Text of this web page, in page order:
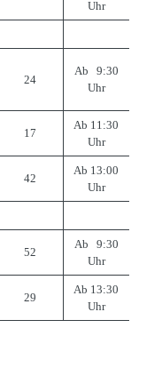
Uhr
24
Ab 9:30
Uhr
17
Ab 11:30
Uhr
42
Ab 13:00
Uhr
52
Ab 9:30
Uhr
29
Ab 13:30
Uhr